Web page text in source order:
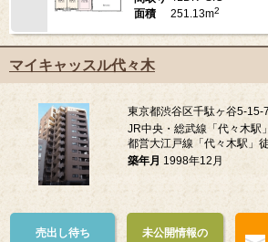
面積
251.13m2
マイキャッスル代々木
東京都渋谷区千駄ヶ谷5-15-7
JR中央・総武線「代々木駅
都営大江戸線「代々木駅」
築年月 1998年12月
売出し待ち 未公開情報の